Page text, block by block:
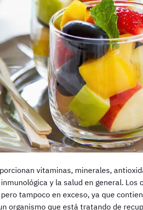
vitaminas, minerales,
y la salud en general.
tampoco en exceso, ya que
organismo que está tratando de